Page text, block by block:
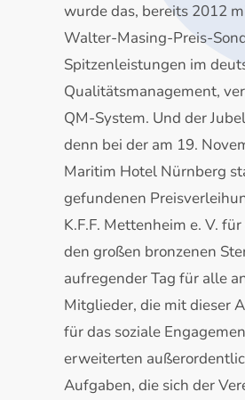
wurde das, bereits 2012
Walter-Masing-Preis-
Spitzenleistungen im
Qualitätsmanagement,
QM-System. Und der
denn bei der am 19.
Maritim Hotel Nürnberg
gefundenen
K.F.F. Mettenheim e. V.
den großen bronzenen
aufregender Tag für alle
Mitglieder, die mit dieser
für das soziale
erweiterten
Aufgaben, die sich der